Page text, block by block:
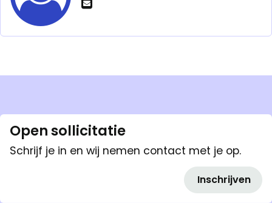
Open sollicitatie
Schrijf je in en wij nemen contact met je op.
Inschrijven